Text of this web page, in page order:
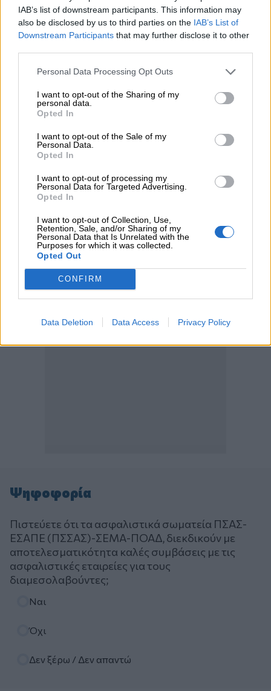
IAB’s list of downstream participants. This information may
also be disclosed by us to third parties on the IAB’s List of
Downstream Participants that may further disclose it to other
Personal Data Processing Opt Outs
I want to opt-out of the Sharing of my
personal data.
Opted In
I want to opt-out of the Sale of my
Personal Data.
Opted In
I want to opt-out of processing my
Personal Data for Targeted Advertising.
Opted In
I want to opt-out of Collection, Use,
Retention, Sale, and/or Sharing of my
Personal Data that Is Unrelated with the
Purposes for which it was collected.
Opted Out
CONFIRM
Data Deletion Data Access Privacy Policy
Βαρδινογιάννη- Εξάρχου και ο διπλασιασμός των κερδών της
ΔΕΗ
Randy Schekman, Νομπελίστας Ιατρικής: «Σε πέντε χρόνια
μπορεί να έχουμε θεραπεία που αναστέλλει την εξέλιξη του
05.08.2026 - 12:33
Ε.Ε και παράνομη μετανάστευση: προτάσεις και δράσεις με
παρονομαστή το κοινό συμφέρον
05.08.2026 - 12:11
05.08.2026 - 11:30
διαμεσολαβητών
Ψηφοφορία
Πιστεύετε ότι τα ασφαλιστικά σωματεία ΠΣΑΣ-
ΕΣΑΠΕ (ΠΣΣΑΣ)-ΣΕΜΑ-ΠΟΑΔ, διεκδικούν με
αποτελεσματικότητα καλές συμβάσεις με τις
ασφαλιστικές εταιρείες για τους
διαμεσολαβούντες;
Ναι
Όχι
Δεν ξέρω / Δεν απαντώ